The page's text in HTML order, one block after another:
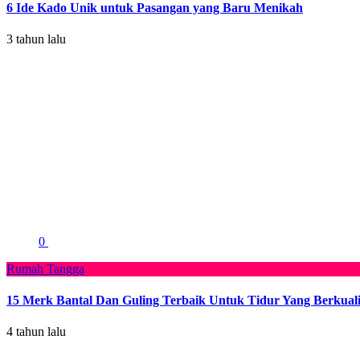
6 Ide Kado Unik untuk Pasangan yang Baru Menikah
3 tahun lalu
0
Rumah Tangga
15 Merk Bantal Dan Guling Terbaik Untuk Tidur Yang
4 tahun lalu